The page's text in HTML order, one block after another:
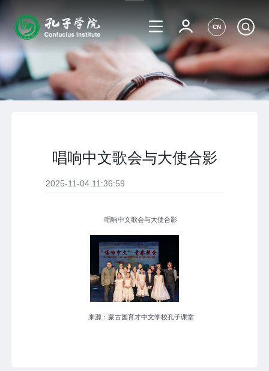
CN
唱响中文歌会与大使合影
2025-11-04 11:36:59
唱响中文歌会与大使合影
来源：蒙古国育才中文学校孔子课堂